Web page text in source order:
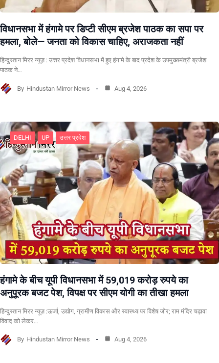
विधानसभा में हंगामे पर डिप्टी सीएम ब्रजेश पाठक का सपा पर
हमला, बोले— जनता को विकास चाहिए, अराजकता नहीं
हिन्दुस्तान मिरर न्यूज़ : उत्तर प्रदेश विधानसभा में हुए हंगामे के बाद प्रदेश के उपमुख्यमंत्री ब्रजेश
पाठक ने…
By Hindustan Mirror News Aug 4, 2026
DELHI UP उत्तर प्रदेश
हंगामे के बीच यूपी विधानसभा में 59,019 करोड़ रुपये का
अनुपूरक बजट पेश, विपक्ष पर सीएम योगी का तीखा हमला
हिन्दुस्तान मिरर न्यूज़ :ऊर्जा, उद्योग, ग्रामीण विकास और स्वास्थ्य पर विशेष जोर; राम मंदिर चढ़ावा
विवाद को लेकर…
By Hindustan Mirror News Aug 4, 2026